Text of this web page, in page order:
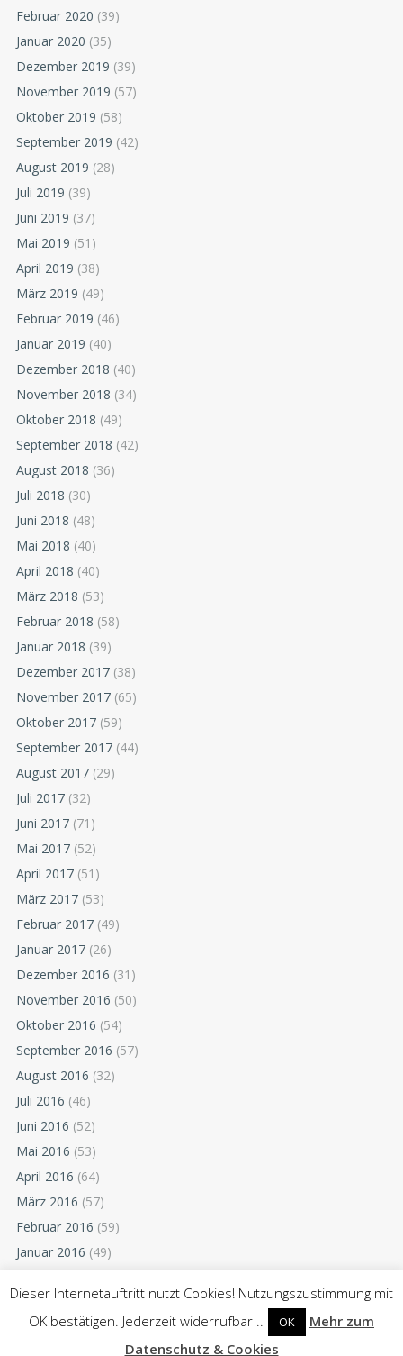
Februar 2020 (39)
Januar 2020 (35)
Dezember 2019 (39)
November 2019 (57)
Oktober 2019 (58)
September 2019 (42)
August 2019 (28)
Juli 2019 (39)
Juni 2019 (37)
Mai 2019 (51)
April 2019 (38)
März 2019 (49)
Februar 2019 (46)
Januar 2019 (40)
Dezember 2018 (40)
November 2018 (34)
Oktober 2018 (49)
September 2018 (42)
August 2018 (36)
Juli 2018 (30)
Juni 2018 (48)
Mai 2018 (40)
April 2018 (40)
März 2018 (53)
Februar 2018 (58)
Januar 2018 (39)
Dezember 2017 (38)
November 2017 (65)
Oktober 2017 (59)
September 2017 (44)
August 2017 (29)
Juli 2017 (32)
Juni 2017 (71)
Mai 2017 (52)
April 2017 (51)
März 2017 (53)
Februar 2017 (49)
Januar 2017 (26)
Dezember 2016 (31)
November 2016 (50)
Oktober 2016 (54)
September 2016 (57)
August 2016 (32)
Juli 2016 (46)
Juni 2016 (52)
Mai 2016 (53)
April 2016 (64)
März 2016 (57)
Februar 2016 (59)
Januar 2016 (49)
November 2015(55)
Oktober 2015(54)
Dieser Internetauftritt nutzt Cookies! Nutzungszustimmung mit
OK bestätigen. Jederzeit widerrufbar ..
OK
Mehr zum
Datenschutz & Cookies